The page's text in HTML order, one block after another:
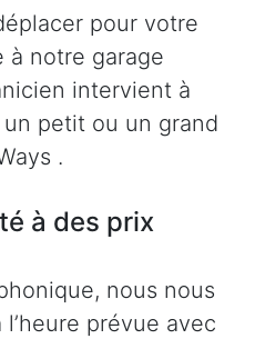
pour votre
à notre garage
intervient à
petit ou un grand
.
à des prix
nous nous
prévue avec